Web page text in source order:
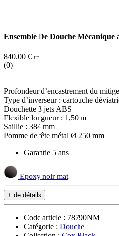
Ensemble De Douche Mécanique
840.00 € HT
(0)
Profondeur d’encastrement du
Type d’inverseur : cartouche
Douchette 3 jets ABS
Flexible longueur : 1,50 m
Saillie : 384 mm
Pomme de tête métal Ø 250 mm
Garantie 5 ans
Epoxy noir mat
+ de détails
Code article : 78790NM
Catégorie : Douche